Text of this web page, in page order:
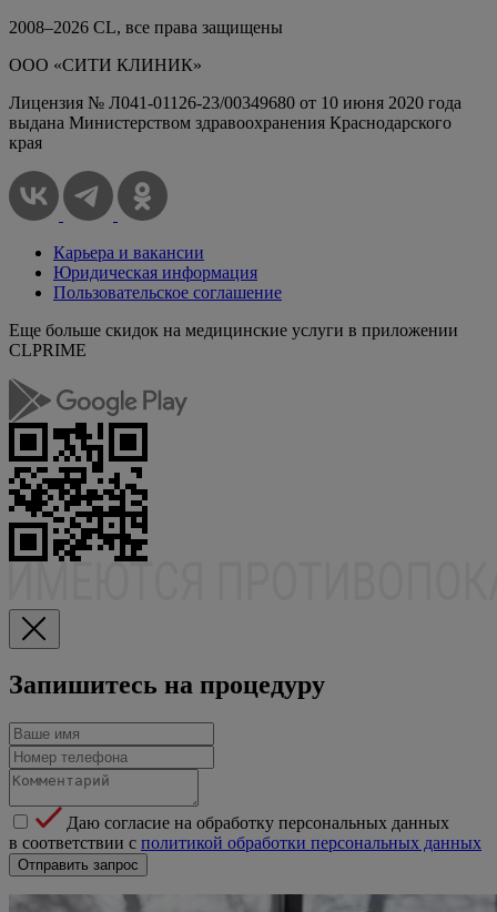
2008–2026 СL, все права защищены
ООО «СИТИ КЛИНИК»
Лицензия № Л041-01126-23/00349680 от 10 июня 2020 года
выдана Министерством здравоохранения Краснодарского
края
Карьера и вакансии
Юридическая информация
Пользовательское соглашение
Еще больше скидок на медицинские услуги в приложении
CLPRIME
Запишитесь на процедуру
Даю согласие на обработку персональных данных
в соответствии с политикой обработки персональных данных
Отправить запрос